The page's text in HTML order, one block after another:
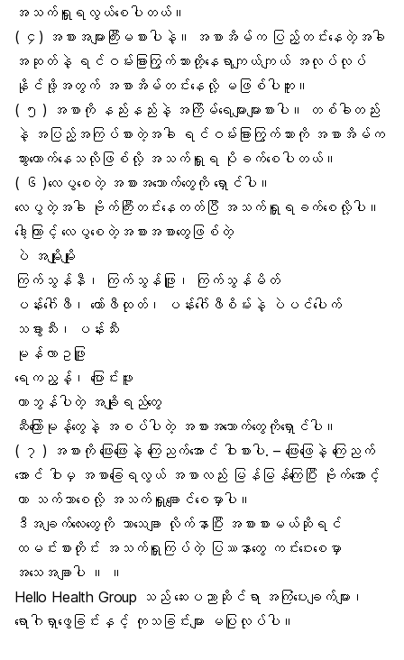
အသက်ရှူရလွယ်စေပါတယ်။
( ၄) အစားအများကြီးမစားပါနဲ့။
အစာအိမ် က ပြည့်တင်းနေတဲ့အခါ
အဆုတ်နဲ့ ရင်ဝမ်းခြားကြွက်သားတို့နေရာကျယ်ကျယ် အလုပ်လုပ်
နိုင်ဖို့အတွက် အစာအိမ်တင်းနေလို့ မဖြစ်ပါဘူး။
( ၅ ) အစာကို နည်းနည်းနဲ့ အကြိမ်ရေများများစားပါ။ တစ်ခါတည်း
နဲ့ အပြည့်အကြပ်စားတဲ့အခါ ရင်ဝမ်းခြားကြွက်သားကို အစာအိမ်က
သွားထောက်နေသလိုဖြစ်လို့ အသက်ရှူရ ပိုခက်စေပါတယ်။
( ၆ )လေပွစေတဲ့ အစားအသောက်တွေကို ရှောင်ပါ။
လေပွ တဲ့အခါ ဗိုက်ကြီးတင်းနေတတ်ပြီ အသက်ရှူရခက်စေလို့ပါ။
ဒါေ့ကြာင့် လေပွစေတဲ့အစားအစာတွေဖြစ်တဲ့
ပဲ အမျိုးမျိုး
ကြက်သွန်နီ ၊ ကြက်သွန်ဖြူ၊ ကြက်သွန်မိတ်
ပန်းဂေါ်ဖီ၊ ကော်ဖီထုတ်၊ ပန်းဂေါ်ဖီစိမ်းနဲ့ ပဲပင်ပေါက်
သခွားသီး၊ ပန်းသီး
မုန်လာဥဖြူ
ရေကညွန့်၊ ပြောင်းဖူး
ကာဘွန်ပါတဲ့ အချိုရည်တွေ
ဆီကြော်မုန့်တွေနဲ့ အစပ်ပါတဲ့ အစားအသောက်တွေကိုရှောင်ပါ။
( ၇ ) အစားကို ဖြေးဖြေးနဲ့ ကြေညက်အောင် ဝါးစားပါ. – ဖြေးဖြေနဲ့ ကြေညက်
အောင် ဝါးမှ အစာခြေရလွယ် အစာလည်း မြန်မြန်ကြေပြီး ဗိုက်အောင့်
တာ သက်သာစေလို့ အသက်ရှူချောင်စေမှာပါ။
ဒီအချက်လေးတွေကို သာသေချာ လိုက်နာပြီး အစားစားမယ်ဆိုရင်
ထမင်းစားတိုင်း အသက်ရှူကြပ်တဲ့ ပြဿနာတွေ ကင်းဝေးစေမှာ
အသေအချာပါ ။ ။
Hello Health Group သည် ဆေးပညာဆိုင်ရာ အကြံပေးချက်များ၊
ရောဂါရှာဖွေခြင်းနှင့် ကုသခြင်းများ မပြုလုပ်ပါ။